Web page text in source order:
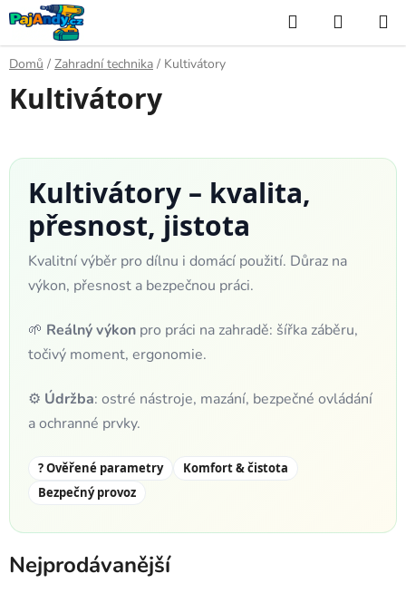
Přejít
na
obsah
Hledat
KOŠÍK
Domů / Zahradní technika / Kultivátory
Kultivátory
Kultivátory – kvalita,
přesnost, jistota
Kvalitní výběr pro dílnu i domácí použití. Důraz na
výkon, přesnost a bezpečnou práci.
🌱 Reálný výkon pro práci na zahradě: šířka záběru,
točivý moment, ergonomie.
⚙️ Údržba: ostré nástroje, mazání, bezpečné ovládání
a ochranné prvky.
? Ověřené parametry
Komfort & čistota
Bezpečný provoz
Nejprodávanější